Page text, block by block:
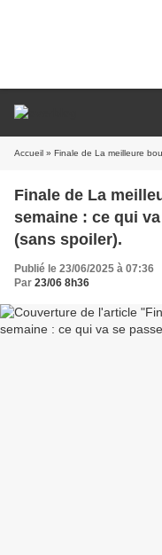
Accueil » Finale de La meilleure
Finale de La
semaine : ce qui
(sans spoiler).
Publié le 23/06/2025 à 07:36
Par 23/06 8h36